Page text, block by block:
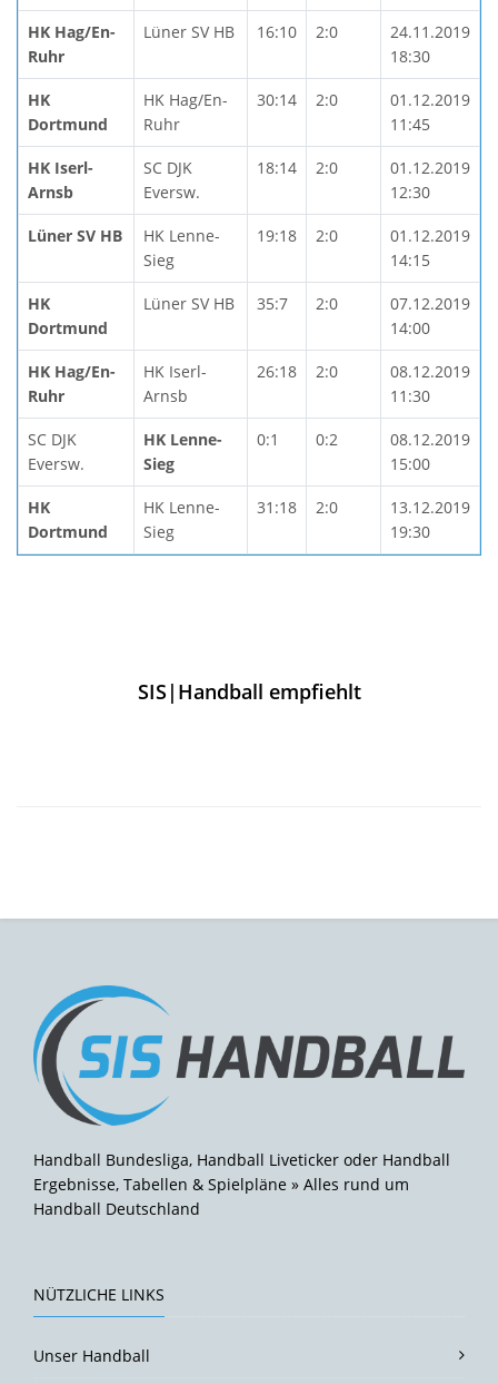
HK Hag/En-
Ruhr
Lüner SV HB 16:10 2:0
24.11.2019
18:30
HK
Dortmund
HK Hag/En-
Ruhr
30:14 2:0
01.12.2019
11:45
HK Iserl-
Arnsb
SC DJK
Eversw.
18:14 2:0
01.12.2019
12:30
Lüner SV HB
HK Lenne-
Sieg
19:18 2:0
01.12.2019
14:15
HK
Dortmund
Lüner SV HB 35:7 2:0
07.12.2019
14:00
HK Hag/En-
Ruhr
HK Iserl-
Arnsb
26:18 2:0
08.12.2019
11:30
SC DJK
Eversw.
HK Lenne-
Sieg
0:1 0:2
08.12.2019
15:00
HK
Dortmund
HK Lenne-
Sieg
31:18 2:0
13.12.2019
19:30
SIS|Handball empfiehlt
Handball Bundesliga, Handball Liveticker oder Handball
Ergebnisse, Tabellen & Spielpläne » Alles rund um
Handball Deutschland
NÜTZLICHE LINKS
Unser Handball